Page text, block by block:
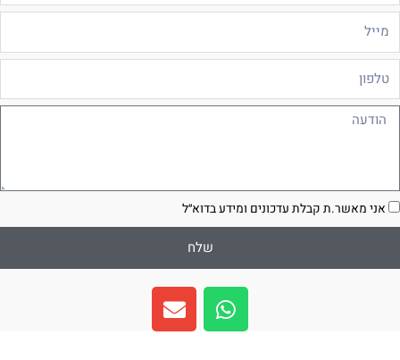
אני מאשר.ת קבלת עדכונים ומידע בדוא״ל
שלח
W
h
a
E
n
v